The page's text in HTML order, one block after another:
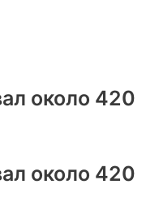
около 420
около 420